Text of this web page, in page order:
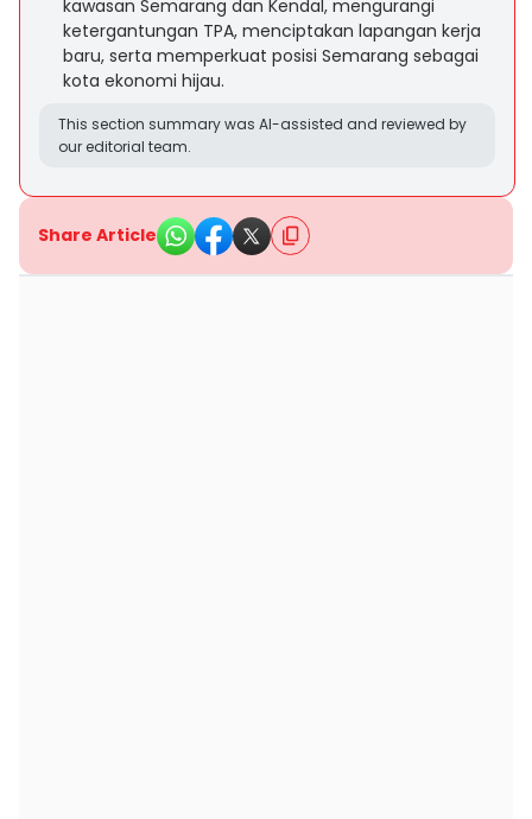
kawasan Semarang dan Kendal, mengurangi
ketergantungan TPA, menciptakan lapangan kerja
baru, serta memperkuat posisi Semarang sebagai
kota ekonomi hijau.
This section summary was AI-assisted and reviewed by
our editorial team.
Share Article